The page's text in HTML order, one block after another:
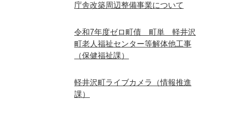
庁舎改築周辺整備事業について
令和7年度ゼロ町債 町単 軽井沢
町老人福祉センター等解体他工事
（保健福祉課）
軽井沢町ライブカメラ（情報推進
課）